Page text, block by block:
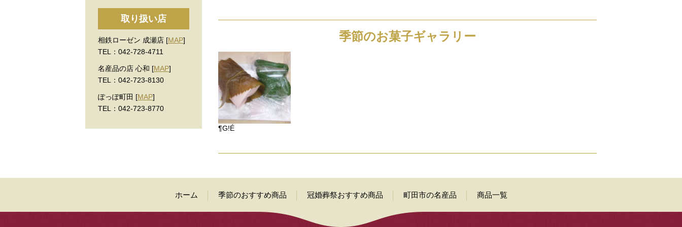
季節のお菓子ギャラリー
¶G!É
取り扱い店
相鉄ローゼン 成瀬店 [MAP]
TEL：042-728-4711
名産品の店 心和 [MAP]
TEL：042-723-8130
ぽっぽ町田 [MAP]
TEL：042-723-8770
ホーム 季節のおすすめ商品 冠婚葬祭おすすめ商品 町田市の名産品 商品一覧